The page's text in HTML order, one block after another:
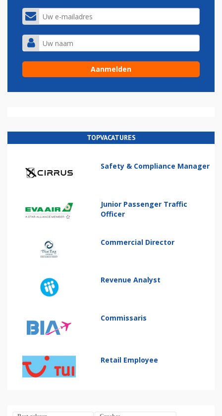
TOPVACATURES
Safety & Compliance Manager
Junior Passenger Traffic
Officer
Commercial Director
Revenue Analyst
Commissaris
Retail Employee